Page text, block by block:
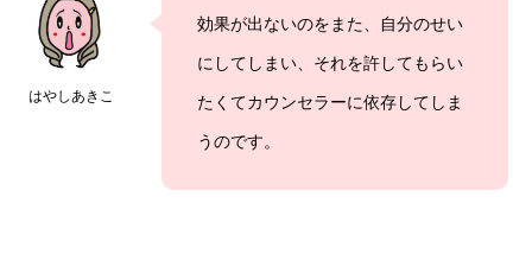
はやしあきこ
効果が出ないのをまた、自分のせい
にしてしまい、それを許してもらい
たくてカウンセラーに依存してしま
うのです。